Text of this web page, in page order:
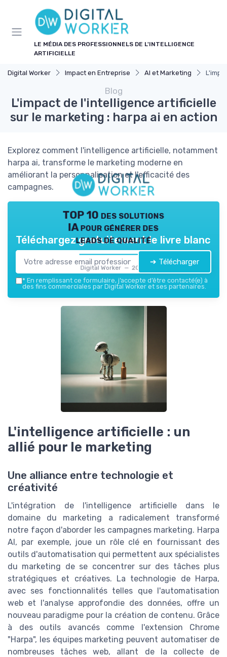
LE MÉDIA DES PROFESSIONNELS DE L'INTELLIGENCE
ARTIFICIELLE
Digital Worker Impact en Entreprise AI et Marketing
Blog
L'impact de l'intelligence artificielle
sur le marketing : harpa ai en action
Explorez comment l'intelligence artificielle, notamment
harpa ai, transforme le marketing moderne en
améliorant la personnalisation et l'efficacité des
campagnes.
TOP 10 des solutions
IA pour générer des
leads de qualité
Digital Worker — 2026
Téléchargez gratuitement le livre blanc
➔ Télécharger
* En remplissant ce formulaire, j’accepte d’être contacté(e) à
des fins commerciales par Digital Worker et ses partenaires.
L'intelligence artificielle : un
allié pour le marketing
Une alliance entre technologie et
créativité
L'intégration de l'intelligence artificielle dans le
domaine du marketing a radicalement transformé
notre façon d'aborder les campagnes marketing. Harpa
AI, par exemple, joue un rôle clé en fournissant des
outils d'automatisation qui permettent aux spécialistes
du marketing de se concentrer sur des tâches plus
stratégiques et créatives. La technologie de Harpa,
avec ses fonctionnalités telles que l'automatisation
web et l'analyse approfondie des données, offre un
nouveau paradigme pour la création de contenu. Grâce
à des outils avancés comme l'extension Chrome
"Harpa", les équipes marketing peuvent automatiser de
nombreuses tâches web, allant de la collecte de